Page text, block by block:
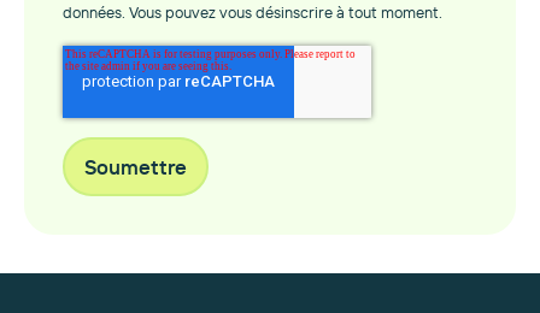
données. Vous pouvez vous désinscrire à tout moment.